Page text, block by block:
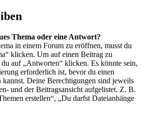
Thema oder eine Antwort?
in einem Forum zu eröffnen, musst du
klicken. Um auf einen Beitrag zu
auf „Antworten“ klicken. Es könnte sein,
erforderlich ist, bevor du einen
kannst. Deine Berechtigungen sind jeweils
und der Beitragsansicht aufgelistet. Z. B.
erstellen“, „Du darfst Dateianhänge